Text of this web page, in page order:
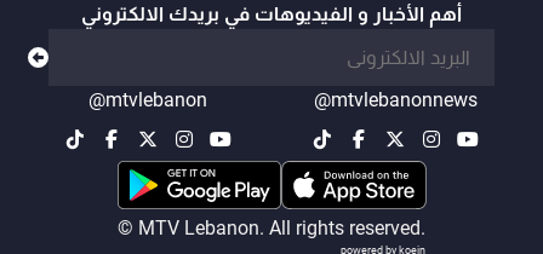
أهم الأخبار و الفيديوهات في بريدك الالكتروني
@mtvlebanonnews
@mtvlebanon
© MTV Lebanon. All rights reserved.
powered by koein